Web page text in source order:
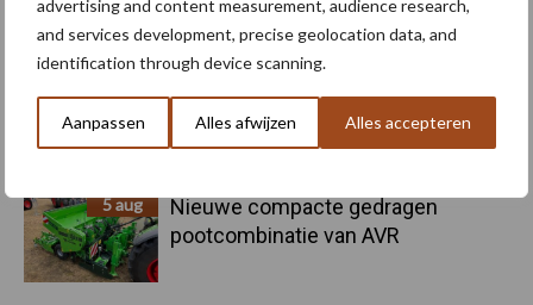
advertising and content measurement, audience research,
and services development, precise geolocation data, and
identification through device scanning.
Aanpassen Alles afwijzen Alles accepteren
voor kouters"
Oogst biologische aardappelen in
volle gang
5 aug
Nieuwe compacte gedragen
pootcombinatie van AVR